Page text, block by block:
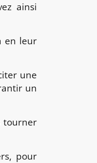
ainsi
en leur
une
un
tourner
pour